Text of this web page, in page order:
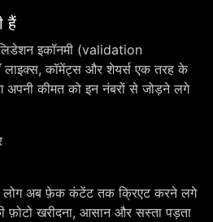
हैं
इकॉनमी (validation
कॉमेंट्स और शेयर्स एक तरह के
अपनी कीमत को इन नंबरों से जोड़ने लगे
लोग अब फ़ेक कंटेंट तक क्रिएट करने लगे
खरीदना, आसान और सस्ता पड़ता